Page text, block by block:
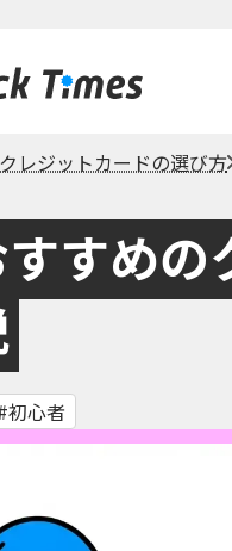
レジットカードの選び方
すめ
初心者